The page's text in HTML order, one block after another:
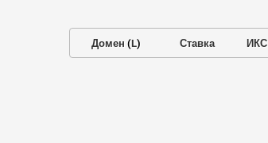
Домен (L) Ставка ИКС